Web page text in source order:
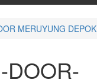
MERUYUNG DEPOK
DOOR-